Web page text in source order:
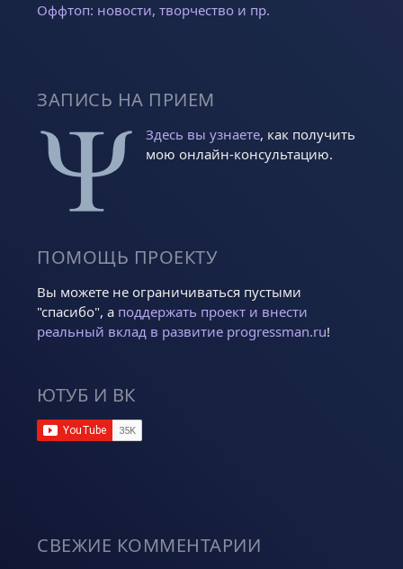
Оффтоп: новости, творчество и пр.
ЗАПИСЬ НА ПРИЕМ
Здесь вы узнаете, как получить
мою онлайн-консультацию.
ПОМОЩЬ ПРОЕКТУ
Вы можете не ограничиваться пустыми
"спасибо", а поддержать проект и внести
реальный вклад в развитие progressman.ru!
ЮТУБ И ВК
СВЕЖИЕ КОММЕНТАРИИ